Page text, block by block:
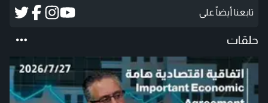
تابعنا أيضاً على
حلقات